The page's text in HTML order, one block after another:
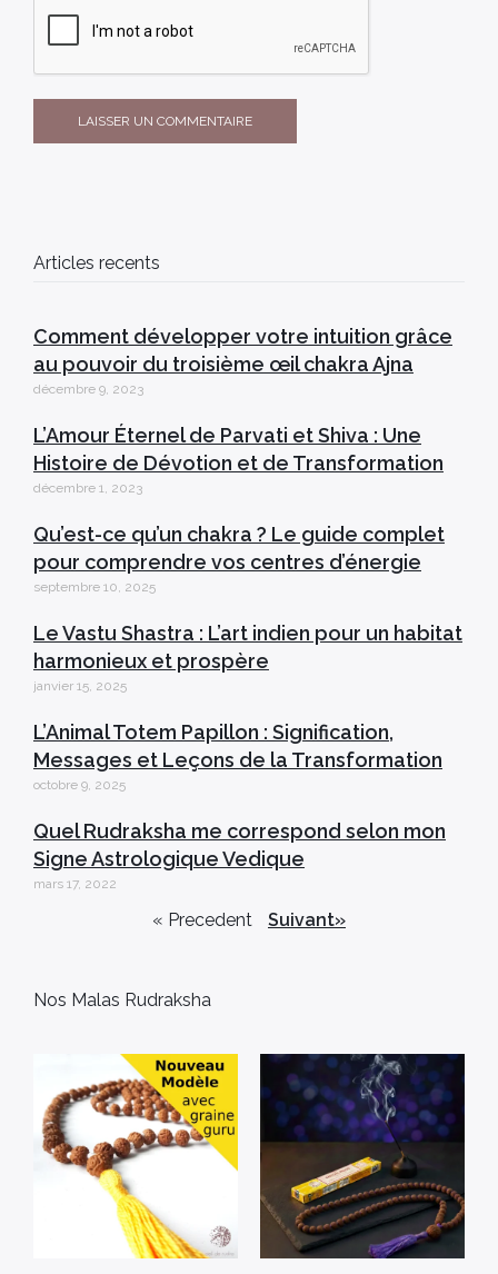
Articles recents
Comment développer votre intuition grâce
au pouvoir du troisième œil chakra Ajna
décembre 9, 2023
L’Amour Éternel de Parvati et Shiva : Une
Histoire de Dévotion et de Transformation
décembre 1, 2023
Qu’est-ce qu’un chakra ? Le guide complet
pour comprendre vos centres d’énergie
septembre 10, 2025
Le Vastu Shastra : L’art indien pour un habitat
harmonieux et prospère
janvier 15, 2025
L’Animal Totem Papillon : Signification,
Messages et Leçons de la Transformation
octobre 9, 2025
Quel Rudraksha me correspond selon mon
Signe Astrologique Vedique
mars 17, 2022
« Precedent Suivant»
Nos Malas Rudraksha